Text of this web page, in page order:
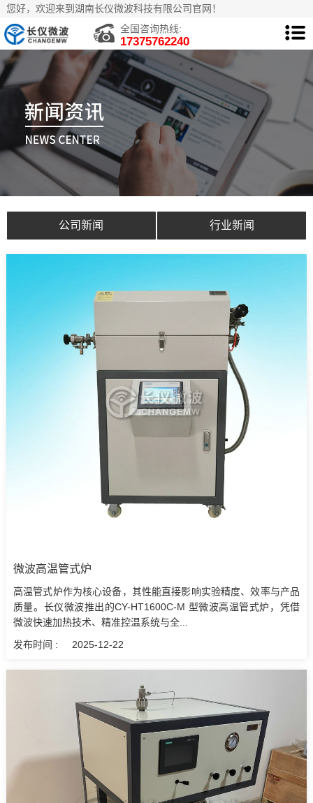
您好，欢迎来到湖南长仪微波科技有限公司官网！
全国咨询热线:
17375762240
公司新闻 行业新闻
微波高温管式炉
高温管式炉作为核心设备，其性能直接影响实验精度、效率与产品
质量。长仪微波推出的CY-HT1600C-M 型微波高温管式炉，凭借
微波快速加热技术、精准控温系统与全...
发布时间 :
2025-12-22